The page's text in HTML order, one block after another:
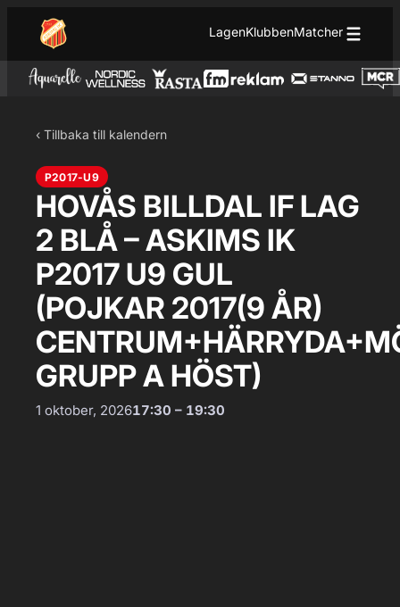
Hoppa till innehåll
LagenKlubbenMatcher
‹ Tillbaka till kalendern
P2017-U9
HOVÅS BILLDAL IF LAG
2 BLÅ – ASKIMS IK
P2017 U9 GUL
(POJKAR 2017(9 ÅR)
GRUPP A HÖST)
1 oktober, 202617:30 – 19:30